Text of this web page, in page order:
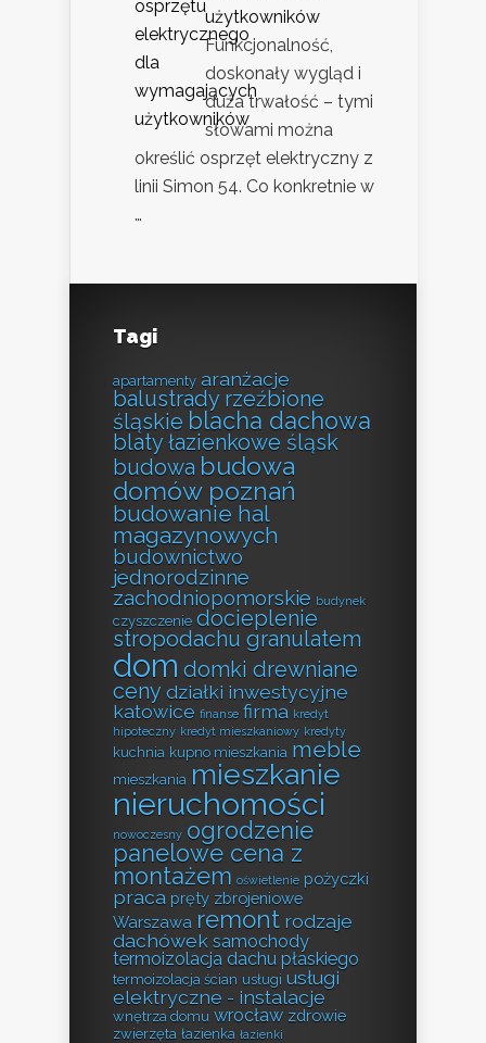
użytkowników
Funkcjonalność,
doskonały wygląd i
duża trwałość – tymi
słowami można
określić osprzęt elektryczny z
linii Simon 54. Co konkretnie w
…
Tagi
apartamenty aranżacje
balustrady rzeźbione
śląskie blacha dachowa
blaty łazienkowe śląsk
budowa budowa
domów poznań
budowanie hal
magazynowych
budownictwo
jednorodzinne
zachodniopomorskie budynek
czyszczenie docieplenie
stropodachu granulatem
dom domki drewniane
cenydziałki inwestycyjne
katowice finanse firma kredyt
hipoteczny kredyt mieszkaniowy kredyty
kuchnia kupno mieszkania meble
mieszkania mieszkanie
nieruchomości
nowoczesny ogrodzenie
panelowe cena z
montażem oświetlenie pożyczki
praca pręty zbrojeniowe
Warszawa remont rodzaje
dachówek samochody
termoizolacja dachu płaskiego
termoizolacja ścian usługi usługi
elektryczne - instalacje
wnętrza domu wrocław zdrowie
zwierzęta łazienka łazienki